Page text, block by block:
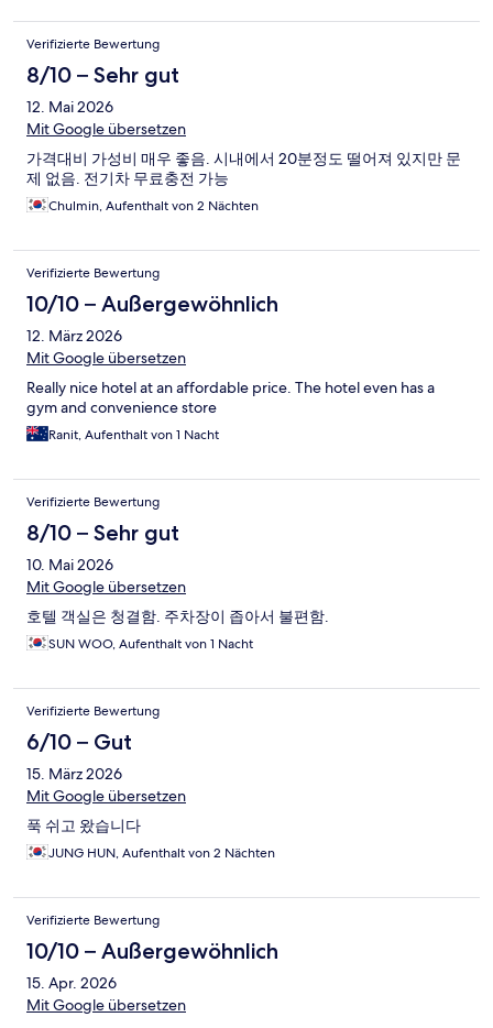
Verifizierte Bewertung
8/10 – Sehr gut
12. Mai 2026
Mit Google übersetzen
가격대비 가성비 매우 좋음. 시내에서 20분정도 떨어져 있지만 문
제 없음. 전기차 무료충전 가능
Chulmin, Aufenthalt von 2 Nächten
Verifizierte Bewertung
10/10 – Außergewöhnlich
12. März 2026
Mit Google übersetzen
Really nice hotel at an affordable price. The hotel even has a
gym and convenience store
Ranit, Aufenthalt von 1 Nacht
Verifizierte Bewertung
8/10 – Sehr gut
10. Mai 2026
Mit Google übersetzen
호텔 객실은 청결함. 주차장이 좁아서 불편함.
SUN WOO, Aufenthalt von 1 Nacht
Verifizierte Bewertung
6/10 – Gut
15. März 2026
Mit Google übersetzen
푹 쉬고 왔습니다
JUNG HUN, Aufenthalt von 2 Nächten
Verifizierte Bewertung
10/10 – Außergewöhnlich
15. Apr. 2026
Mit Google übersetzen